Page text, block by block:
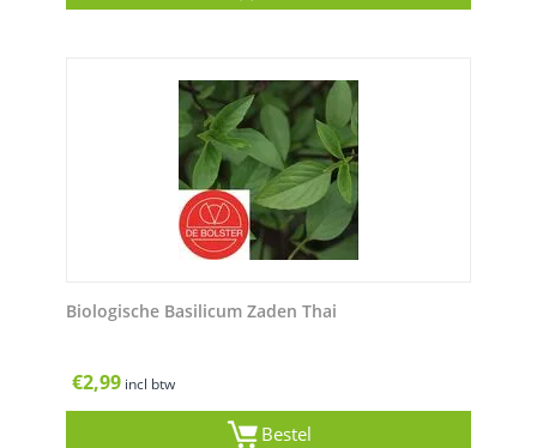
Biologische Basilicum Zaden Thai
€2,99 incl btw
Bestel